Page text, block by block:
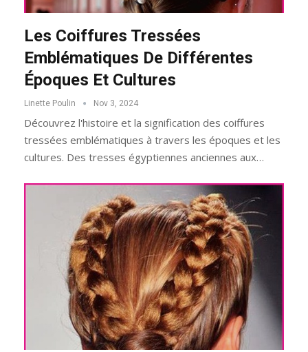
Les Coiffures Tressées
Emblématiques De Différentes
Époques Et Cultures
Linette Poulin Nov 3, 2024
Découvrez l'histoire et la signification des coiffures
tressées emblématiques à travers les époques et les
cultures. Des tresses égyptiennes anciennes aux…